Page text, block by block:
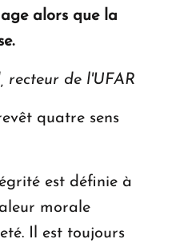
alors que la
recteur de l'UFAR
quatre sens
est définie à
morale
Il est toujours